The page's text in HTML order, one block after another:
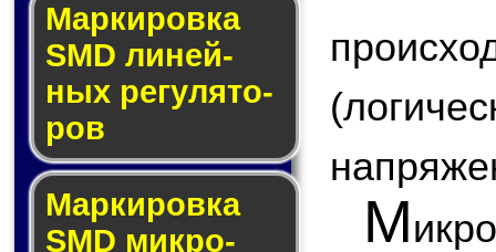
Маркировка
SMD ли­ней­
ных ре­гу­ля­то­
ров
Маркировка
SMD мик­ро­
М